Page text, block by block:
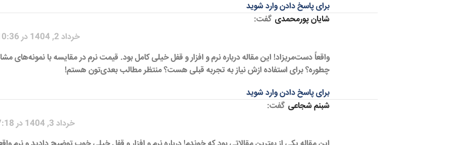
برای پاسخ دادن وارد شوید
شایان پورمحمدی گفت:
خرداد 2, 1404 در 10:36 ب.ظ
واقعاً دست‌مریزاد! این مقاله درباره نرم و افزار و قفل خیلی کامل بود. قیمت نرم در مقایسه با نمونه‌های
چطوره؟ برای استفاده ازش نیاز به تجربه قبلی هست؟ منتظر مطالب بعدی‌تون هستم!
برای پاسخ دادن وارد شوید
شبنم شجاعی گفت:
خرداد 3, 1404 در 7:18 ب.ظ